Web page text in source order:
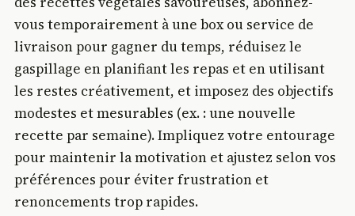
vous temporairement à une box ou service de
livraison pour gagner du temps, réduisez le
gaspillage en planifiant les repas et en utilisant
les restes créativement, et imposez des objectifs
modestes et mesurables (ex. : une nouvelle
recette par semaine). Impliquez votre entourage
pour maintenir la motivation et ajustez selon vos
préférences pour éviter frustration et
renoncements trop rapides.